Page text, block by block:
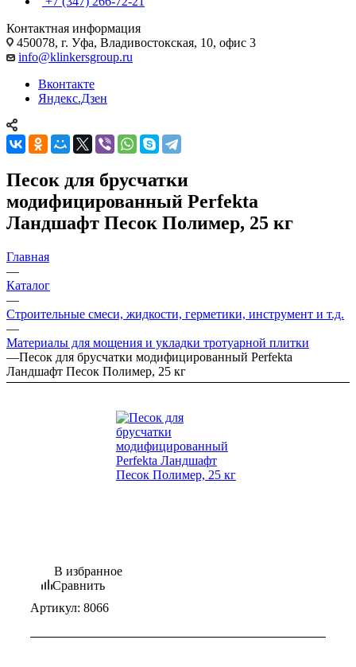
Контактная информация
450078, г. Уфа, Владивостокская, 10, офис 3
info@klinkersgroup.ru
Вконтакте
Яндекс.Дзен
Песок для брусчатки
модифицированный Perfekta
Ландшафт Песок Полимер, 25 кг
Главная
—
Каталог
—
Строительные смеси, жидкости, герметики, инструмент и т.д.
—
Материалы для мощения и укладки тротуарной плитки
—Песок для брусчатки модифицированный Perfekta
Ландшафт Песок Полимер, 25 кг
В избранное
Сравнить
Артикул: 8066